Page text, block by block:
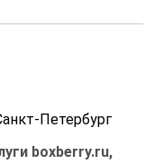
Петербург
boxberry.ru,